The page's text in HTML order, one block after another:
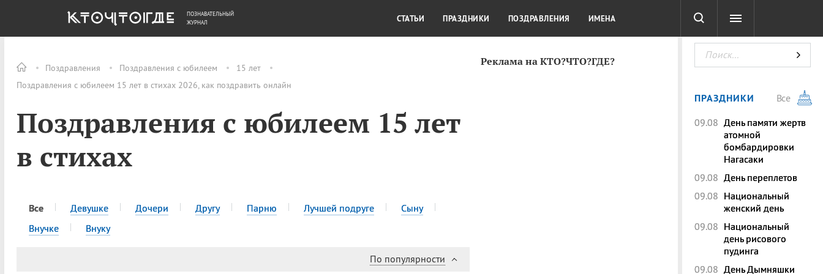
Поздравления Поздравления с юбилеем
15 лет
Поздравления с юбилеем 15 лет в стихах 2026, как поздравить онлайн
Поздравления с юбилеем 15 лет
в стихах
Все Девушке Дочери Другу Парню Лучшей подруге
Сыну
Внучке
Внуку
По популярности
Реклама на КТО?ЧТО?ГДЕ?
ОБЩЕСТВО ДЕНЬГИ КУЛЬТУРА КРАСОТА ТЕСТЫ
ПОЗНАВАТЕЛЬНЫЙ
ЖУРНАЛ
СТАТЬИ ПРАЗДНИКИ ПОЗДРАВЛЕНИЯ ИМЕНА
ПРАЗДНИКИ
Все
09.08 День памяти жертв
атомной
бомбардировки
Нагасаки
09.08 День переплетов
09.08 Национальный
женский день
09.08 Национальный
день рисового
пудинга
09.08 День Дымняшки